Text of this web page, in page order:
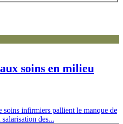
soins en milieu
soins infirmiers pallient le manque de
des...